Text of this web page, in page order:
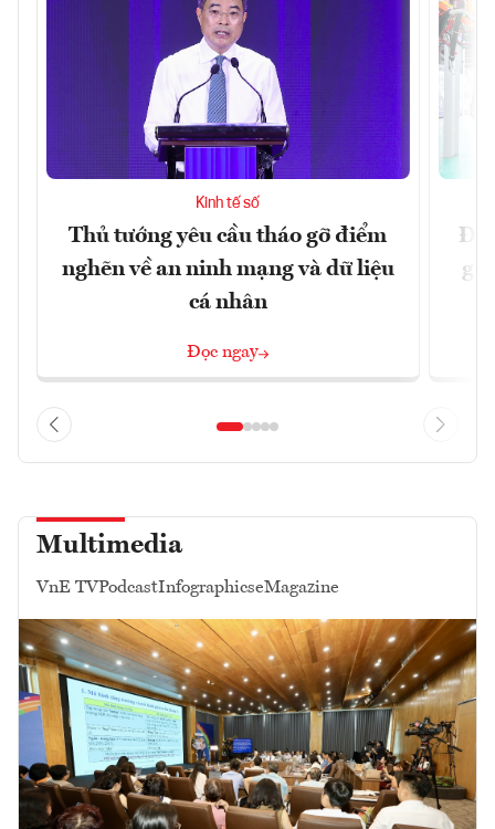
Kinh tế số
Thủ tướng yêu cầu tháo gỡ điểm
nghẽn về an ninh mạng và dữ liệu
cá nhân
Đọc ngay
Đề
Multimedia
VnE TVPodcastInfographicseMagazine